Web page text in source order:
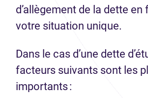
d’allègement de la dette
votre situation unique.
Dans le cas d’une dette
facteurs suivants sont les
importants :